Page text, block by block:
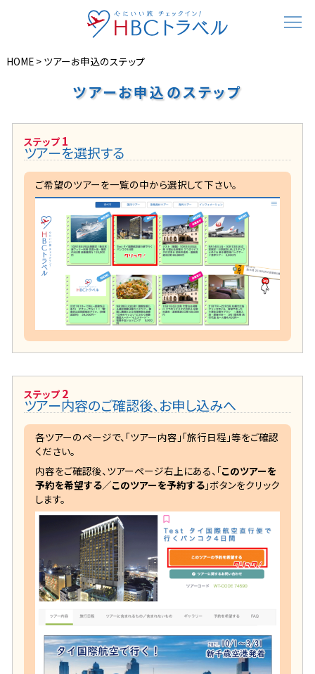
HOME> ツアーお申込のステップ
ツアーお申込のステップ
ステップ 1
ツアーを選択する
ご希望のツアーを一覧の中から選択して下さい。
ステップ 2
ツアー内容のご確認後、お申し込みへ
各ツアーのページで、「ツアー内容」「旅行日程」等をご確認
ください。
内容をご確認後、ツアーページ右上にある、「このツアーを
予約を希望する／このツアーを予約する」ボタンをクリック
します。